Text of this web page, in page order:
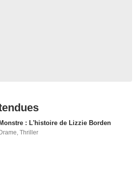
: L'histoire de Lizzie Borden
,Thriller